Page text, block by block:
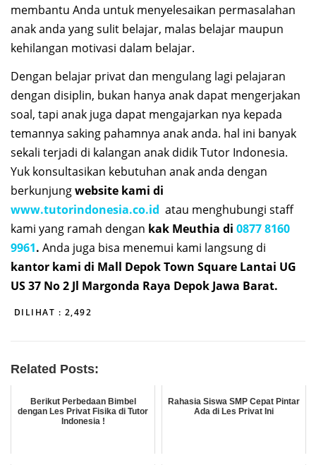
membantu Anda untuk menyelesaikan permasalahan
anak anda yang sulit belajar, malas belajar maupun
kehilangan motivasi dalam belajar.
Dengan belajar privat dan mengulang lagi pelajaran
dengan disiplin, bukan hanya anak dapat mengerjakan
soal, tapi anak juga dapat mengajarkan nya kepada
temannya saking pahamnya anak anda. hal ini banyak
sekali terjadi di kalangan anak didik Tutor Indonesia.
Yuk konsultasikan kebutuhan anak anda dengan
berkunjungwebsite kami di
www.tutorindonesia.co.id atau menghubungi staff
kami yang ramah dengan kak Meuthia di 0877 8160
9961. Anda juga bisa menemui kami langsung di
kantor kami di Mall Depok Town Square Lantai UG
US 37 No 2 Jl Margonda Raya Depok Jawa Barat.
DILIHAT : 2,492
Related Posts:
Berikut Perbedaan Bimbel
dengan Les Privat Fisika di Tutor
Indonesia !
Rahasia Siswa SMP Cepat Pintar
Ada di Les Privat Ini